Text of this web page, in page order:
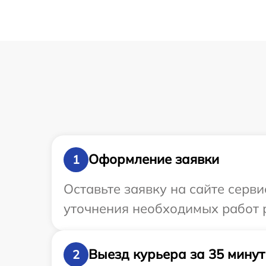
1
Оформление заявки
Оставьте заявку на сайте
уточнения необходимых работ
2 Выезд курьера за 35 минут